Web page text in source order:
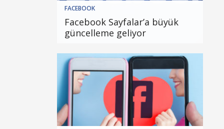
FACEBOOK
Facebook Sayfalar’a büyük
güncelleme geliyor